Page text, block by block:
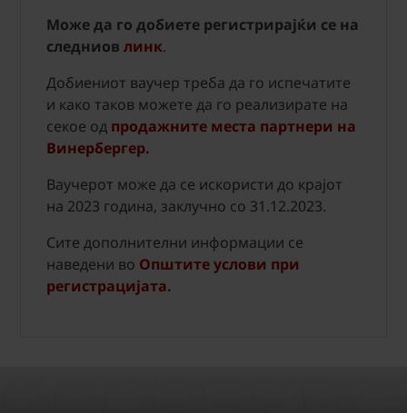
Може да го добиете регистрирајќи се на
следниов линк.
Добиениот ваучер треба да го испечатите
и како таков можете да го реализирате на
секое од продажните места партнери на
Винербергер.
Ваучерот може да се искористи до крајот
на 2023 година, заклучно со 31.12.2023.
Сите дополнителни информации се
наведени во Општите услови при
регистрацијата.